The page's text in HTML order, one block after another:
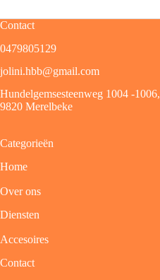
Contact
0479805129
jolini.hbb@gmail.com
Hundelgemsesteenweg 1004 -1006,
9820 Merelbeke
Categorieën
Home
Over ons
Diensten
Accesoires
Contact